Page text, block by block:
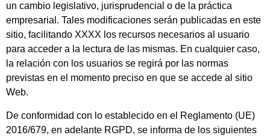
un cambio legislativo, jurisprudencial o de la práctica
empresarial. Tales modificaciones serán publicadas en este
sitio, facilitando XXXX los recursos necesarios al usuario
para acceder a la lectura de las mismas. En cualquier caso,
la relación con los usuarios se regirá por las normas
previstas en el momento preciso en que se accede al sitio
Web.
De conformidad con lo establecido en el Reglamento (UE)
2016/679, en adelante RGPD, se informa de los siguientes